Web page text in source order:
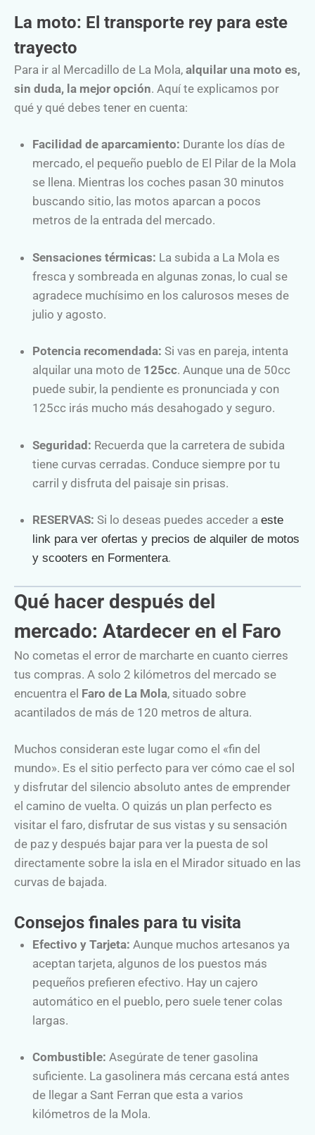
La moto: El transporte rey para este
trayecto
Para ir al Mercadillo de La Mola, alquilar una moto es,
sin duda, la mejor opción. Aquí te explicamos por
qué y qué debes tener en cuenta:
Facilidad de aparcamiento: Durante los días de
mercado, el pequeño pueblo de El Pilar de la Mola
se llena. Mientras los coches pasan 30 minutos
buscando sitio, las motos aparcan a pocos
metros de la entrada del mercado.
Sensaciones térmicas: La subida a La Mola es
fresca y sombreada en algunas zonas, lo cual se
agradece muchísimo en los calurosos meses de
julio y agosto.
Potencia recomendada: Si vas en pareja, intenta
alquilar una moto de 125cc. Aunque una de 50cc
puede subir, la pendiente es pronunciada y con
125cc irás mucho más desahogado y seguro.
Seguridad: Recuerda que la carretera de subida
tiene curvas cerradas. Conduce siempre por tu
carril y disfruta del paisaje sin prisas.
RESERVAS: Si lo deseas puedes acceder a este
link para ver ofertas y precios de alquiler de motos
y scooters en Formentera.
Qué hacer después del
mercado: Atardecer en el Faro
No cometas el error de marcharte en cuanto cierres
tus compras. A solo 2 kilómetros del mercado se
encuentra el Faro de La Mola, situado sobre
acantilados de más de 120 metros de altura.
Muchos consideran este lugar como el «fin del
mundo». Es el sitio perfecto para ver cómo cae el sol
y disfrutar del silencio absoluto antes de emprender
el camino de vuelta. O quizás un plan perfecto es
visitar el faro, disfrutar de sus vistas y su sensación
de paz y después bajar para ver la puesta de sol
directamente sobre la isla en el Mirador situado en las
curvas de bajada.
Consejos finales para tu visita
Efectivo y Tarjeta: Aunque muchos artesanos ya
aceptan tarjeta, algunos de los puestos más
pequeños prefieren efectivo. Hay un cajero
automático en el pueblo, pero suele tener colas
largas.
Combustible: Asegúrate de tener gasolina
suficiente. La gasolinera más cercana está antes
de llegar a Sant Ferran que esta a varios
kilómetros de la Mola.